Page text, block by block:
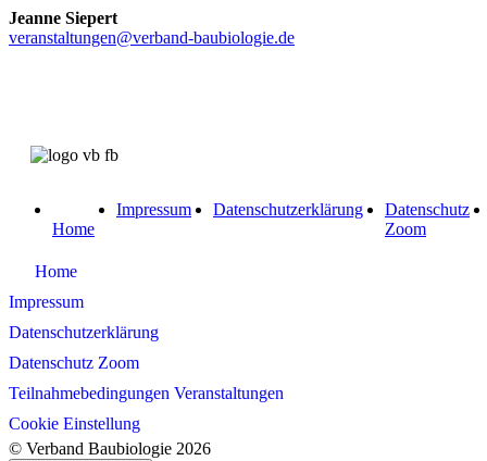
Jeanne Siepert
veranstaltungen@verband-baubiologie.de
Home
Impressum Datenschutzerklärung
Datenschutz
Zoom
Home
Impressum
Datenschutzerklärung
Datenschutz Zoom
Teilnahmebedingungen Veranstaltungen
Cookie Einstellung
© Verband Baubiologie 2026